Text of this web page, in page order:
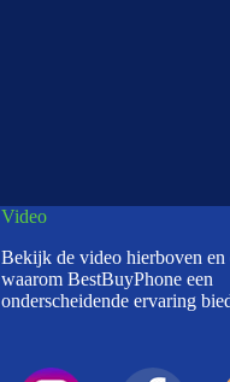
Video
Bekijk de video hierboven en
waarom BestBuyPhone een
onderscheidende ervaring